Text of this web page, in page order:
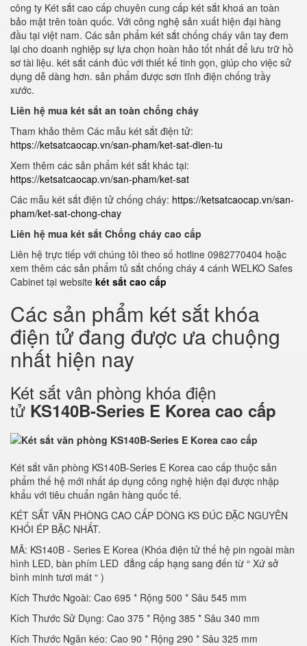
công ty Két sắt cao cấp chuyên cung cấp két sắt khoá an toàn
bảo mật trên toàn quốc. Với công nghệ sản xuất hiện đại hàng
đầu tại việt nam. Các sản phẩm két sắt chống cháy vân tay đem
lại cho doanh nghiệp sự lựa chọn hoàn hảo tốt nhất để lưu trữ hồ
sơ tài liệu. két sắt cánh đúc với thiết kế tinh gọn, giúp cho việc sử
dụng dễ dàng hơn. sản phẩm được sơn tĩnh điện chống trầy
xước.
Liên hệ mua két sắt an toàn chống cháy
Tham khảo thêm Các mẫu két sắt điện tử:
https://ketsatcaocap.vn/san-pham/ket-sat-dien-tu
Xem thêm các sản phẩm két sắt khác tại:
https://ketsatcaocap.vn/san-pham/ket-sat
Các mẫu két sắt điện tử chống cháy: https://ketsatcaocap.vn/san-
pham/ket-sat-chong-chay
Liên hệ mua két sắt Chống cháy cao cấp
Liên hệ trực tiếp với chúng tôi theo số hotline 0982770404 hoặc
xem thêm các sản phẩm tủ sắt chống cháy 4 cánh WELKO Safes
Cabinet tại website két sắt cao cấp
Các sản phẩm két sắt khóa
điện tử đang được ưa chuộng
nhất hiện nay
Két sắt vân phòng khóa điện
tử KS140B-Series E Korea cao cấp
Két sắt văn phòng KS140B-Series E Korea cao cấp thuộc sản
phẩm thế hệ mới nhất áp dụng công nghệ hiện đại được nhập
khẩu với tiêu chuẩn ngân hàng quốc tế.
KÉT SẮT VĂN PHÒNG CAO CẤP DÒNG KS ĐÚC ĐẶC NGUYÊN
KHỐI ÉP BẬC NHẤT.
MÃ: KS140B - Series E Korea (Khóa điện tử thế hệ pin ngoài màn
hình LED, bàn phím LED đẳng cấp hạng sang đến từ “ Xứ sở
bình minh tươi mát “ )
Kích Thước Ngoài: Cao 695 * Rộng 500 * Sâu 545 mm
Kích Thước Sử Dụng: Cao 375 * Rộng 385 * Sâu 340 mm
Kích Thước Ngăn kéo: Cao 90 * Rộng 290 * Sâu 325 mm